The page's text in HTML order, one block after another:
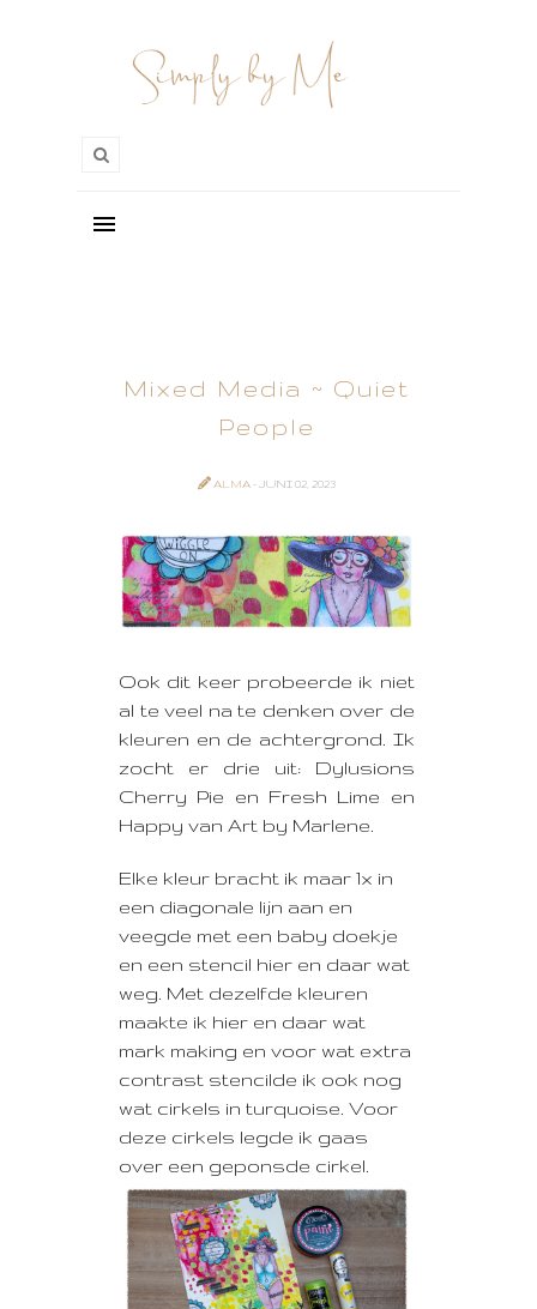
Mixed Media ~ Quiet
People
ALMA - JUNI 02, 2023
Ook dit keer probeerde ik niet
al te veel na te denken over de
kleuren en de achtergrond. Ik
zocht er drie uit: Dylusions
Cherry Pie en Fresh Lime en
Happy van Art by Marlene.
Elke kleur bracht ik maar 1x in
een diagonale lijn aan en
veegde met een baby doekje
en een stencil hier en daar wat
weg. Met dezelfde kleuren
maakte ik hier en daar wat
mark making en voor wat extra
contrast stencilde ik ook nog
wat cirkels in turquoise. Voor
deze cirkels legde ik gaas
over een geponsde cirkel.